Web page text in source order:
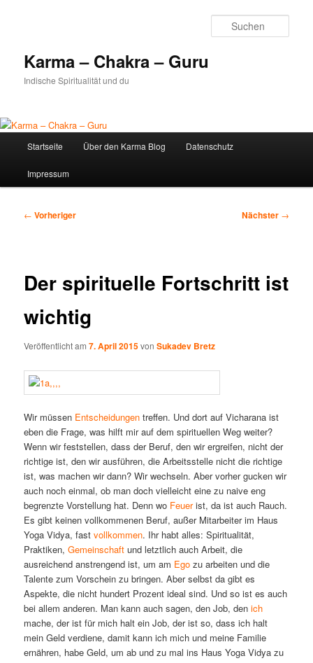
Karma – Chakra – Guru
Indische Spiritualität und du
Startseite Über den Karma Blog Datenschutz
Impressum
Beitragsnavigation
← Vorheriger Nächster →
Der spirituelle Fortschritt ist
wichtig
Veröffentlicht am7. April 2015vonSukadev Bretz
Wir müssen Entscheidungen treffen. Und dort auf Vicharana ist
eben die Frage, was hilft mir auf dem spirituellen Weg weiter?
Wenn wir feststellen, dass der Beruf, den wir ergreifen, nicht der
richtige ist, den wir ausführen, die Arbeitsstelle nicht die richtige
ist, was machen wir dann? Wir wechseln. Aber vorher gucken wir
auch noch einmal, ob man doch vielleicht eine zu naive eng
begrenzte Vorstellung hat. Denn wo Feuerist, da ist auch Rauch.
Es gibt keinen vollkommenen Beruf, außer Mitarbeiter im Haus
Yoga Vidya, fastvollkommen. Ihr habt alles: Spiritualität,
Praktiken,Gemeinschaft und letztlich auch Arbeit, die
ausreichend anstrengend ist, um am Ego zu arbeiten und die
Talente zum Vorschein zu bringen. Aber selbst da gibt es
Aspekte, die nicht hundert Prozent ideal sind. Und so ist es auch
bei allem anderen. Man kann auch sagen, den Job, denich
mache, der ist für mich halt ein Job, der ist so, dass ich halt
mein Geld verdiene, damit kann ich mich und meine Familie
ernähren, habe Geld, um ab und zu mal ins Haus Yoga Vidya zu